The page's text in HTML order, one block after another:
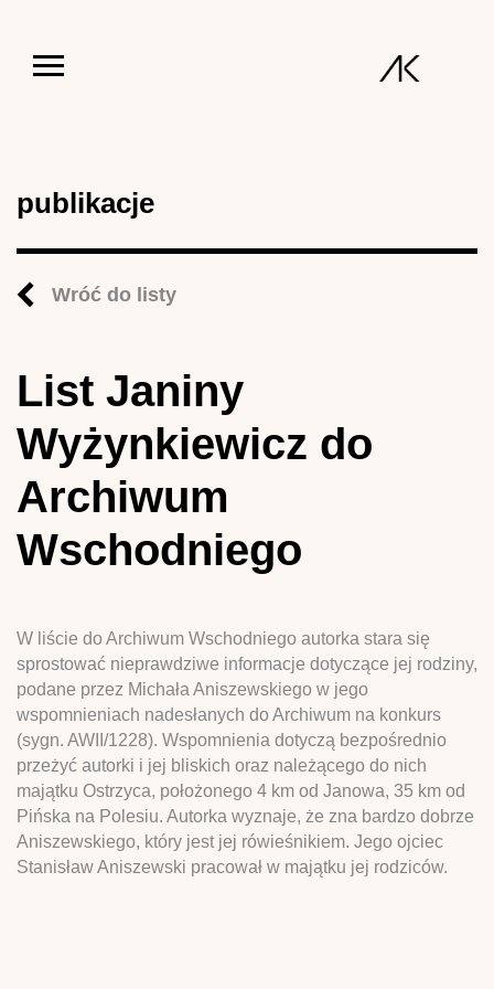
publikacje
Wróć do listy
List Janiny
Wyżynkiewicz do
Archiwum
Wschodniego
W liście do Archiwum Wschodniego autorka stara się
sprostować nieprawdziwe informacje dotyczące jej rodziny,
podane przez Michała Aniszewskiego w jego
wspomnieniach nadesłanych do Archiwum na konkurs
(sygn. AWII/1228). Wspomnienia dotyczą bezpośrednio
przeżyć autorki i jej bliskich oraz należącego do nich
majątku Ostrzyca, położonego 4 km od Janowa, 35 km od
Pińska na Polesiu. Autorka wyznaje, że zna bardzo dobrze
Aniszewskiego, który jest jej rówieśnikiem. Jego ojciec
Stanisław Aniszewski pracował w majątku jej rodziców.